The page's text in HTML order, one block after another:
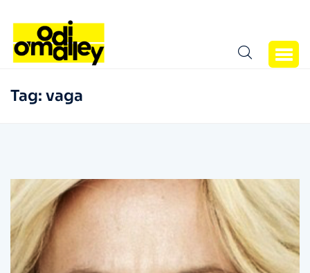
Tag: vaga